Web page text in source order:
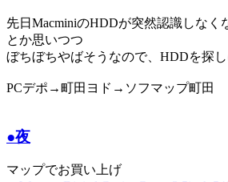
先日MacminiのHDDが突然認識しなく
とか思いつつ
ぼちぼちやばそうなので、HDDを探し
PCデポ→町田ヨド→ソフマップ町田
●夜
マップでお買い上げ